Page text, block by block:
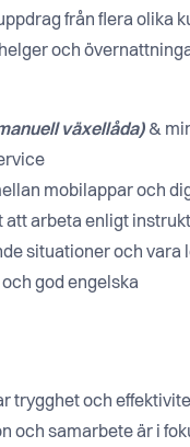
från flera olika
och
växellåda) &
mobilappar och
att arbeta enligt
situationer och vara
god engelska
trygghet och
och samarbete är i